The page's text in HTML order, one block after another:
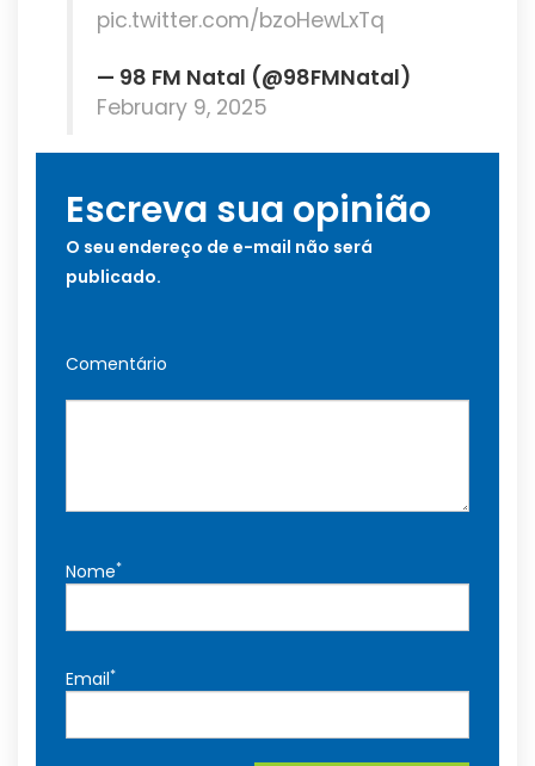
pic.twitter.com/bzoHewLxTq
— 98 FM Natal (@98FMNatal)
February 9, 2025
Escreva sua opinião
O seu endereço de e-mail não será
publicado.
Comentário
Nome*
Email*